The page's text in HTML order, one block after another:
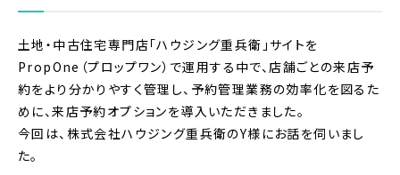
土地・中古住宅専門店「ハウジング重兵衛」サイトを
PropOne（プロップワン）で運用する中で、店舗ごとの来店予
約をより分かりやすく管理し、予約管理業務の効率化を図るた
めに、来店予約オプションを導入いただきました。
今回は、株式会社ハウジング重兵衛のY様にお話を伺いまし
た。